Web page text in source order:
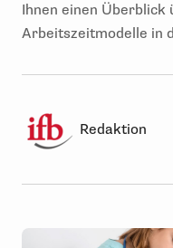
Ihnen einen Überblick
Arbeitszeitmodelle in
Redaktion